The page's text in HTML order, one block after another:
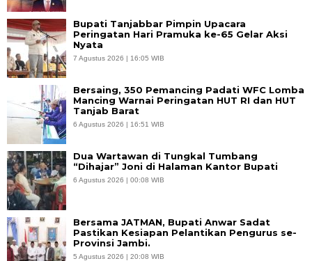
Bupati Tanjabbar Pimpin Upacara
Peringatan Hari Pramuka ke-65 Gelar Aksi
Nyata
7 Agustus 2026 | 16:05 WIB
Bersaing, 350 Pemancing Padati WFC Lomba
Mancing Warnai Peringatan HUT RI dan HUT
Tanjab Barat
6 Agustus 2026 | 16:51 WIB
Dua Wartawan di Tungkal Tumbang
“Dihajar” Joni di Halaman Kantor Bupati
6 Agustus 2026 | 00:08 WIB
Bersama JATMAN, Bupati Anwar Sadat
Pastikan Kesiapan Pelantikan Pengurus se-
Provinsi Jambi.
5 Agustus 2026 | 20:08 WIB